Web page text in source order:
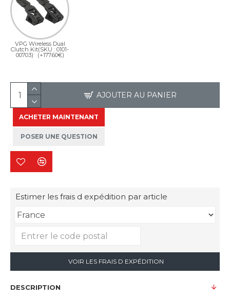
VPG Wireless Dual
Clutch Kit(SKU : 0101-
00703) (+177.60€)
AJOUTER AU PANIER
ACHETER MAINTENANT
POSER UNE QUESTION
Estimer les frais d expédition par article
VOIR LES FRAIS D EXPÉDITION
DESCRIPTION